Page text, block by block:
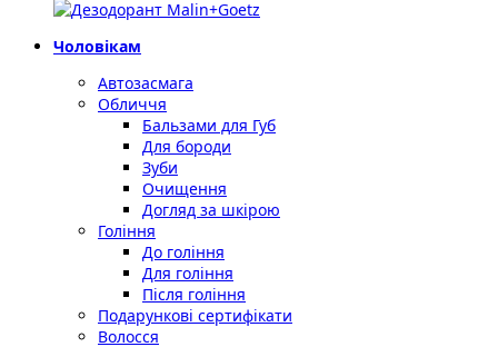
Чоловікам
Автозасмага
Обличчя
Бальзами для Губ
Для бороди
Зуби
Очищення
Догляд за шкірою
Гоління
До гоління
Для гоління
Після гоління
Подарункові сертифікати
Волосся